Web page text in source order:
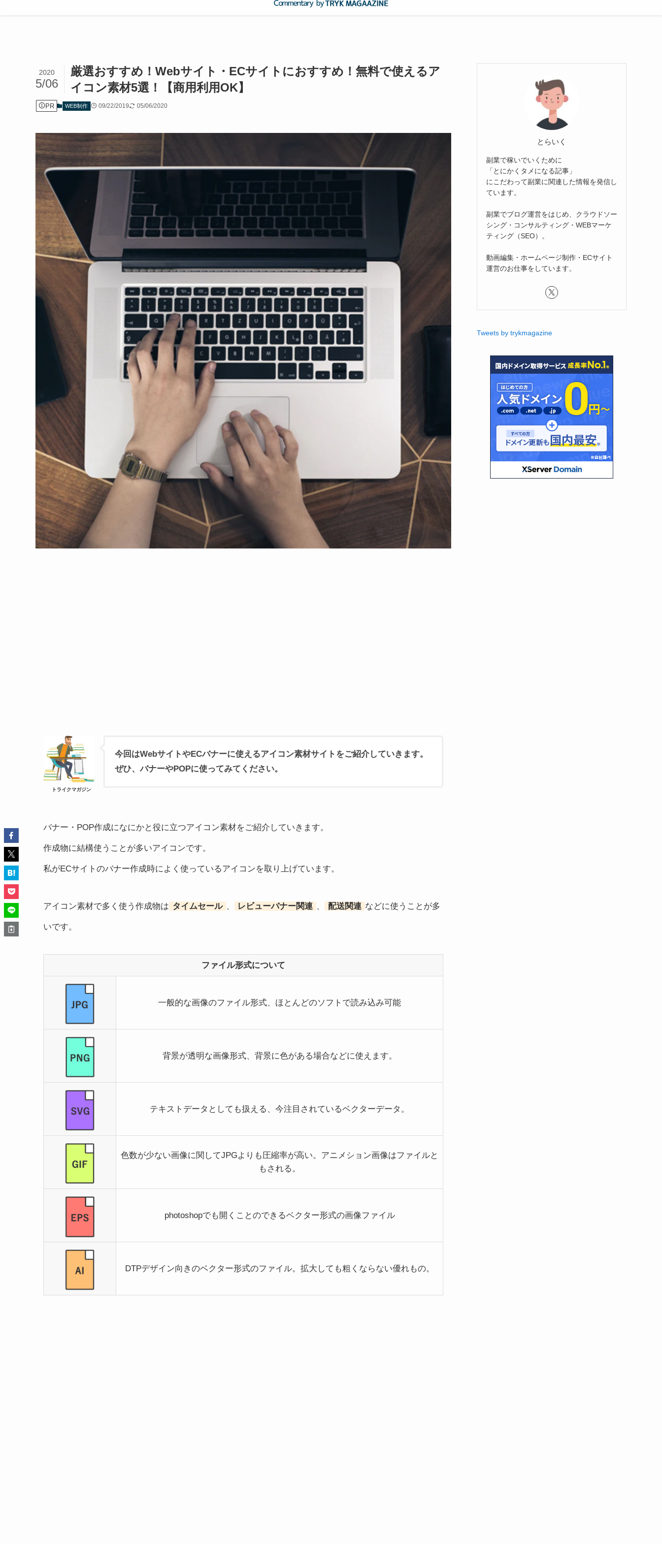
厳選おすすめ！Webサイト・ECサイトにおすすめ！無料で使えるア
イコン素材5選！【商用利用OK】
2020
5/06
PR WEB制作 09/22/2019 05/06/2020
トライクマガジン
今回はWebサイトやECバナーに使えるアイコン素材サイトをご紹介していきます。
ぜひ、バナーやPOPに使ってみてください。
バナー・POP作成になにかと役に立つアイコン素材をご紹介していきます。
作成物に結構使うことが多いアイコンです。
私がECサイトのバナー作成時によく使っているアイコンを取り上げています。
アイコン素材で多く使う作成物は タイムセール 、 レビューバナー関連 、 配送関連 などに使うことが多
いです。
ファイル形式について
一般的な画像のファイル形式、ほとんどのソフトで読み込み可能
背景が透明な画像形式、背景に色がある場合などに使えます。
テキストデータとしても扱える、今注目されているベクターデータ。
色数が少ない画像に関してJPGよりも圧縮率が高い。アニメション画像はファイルと
もされる。
photoshopでも開くことのできるベクター形式の画像ファイル
DTPデザイン向きのベクター形式のファイル。拡大しても粗くならない優れもの。
とらいく
副業で稼いでいくために
「とにかくタメになる記事」
にこだわって副業に関連した情報を発信し
ています。
副業でブログ運営をはじめ、クラウドソー
シング・コンサルティング・WEBマーケ
ティング（SEO）。
動画編集・ホームページ制作・ECサイト
運営のお仕事をしています。
Tweets by trykmagazine